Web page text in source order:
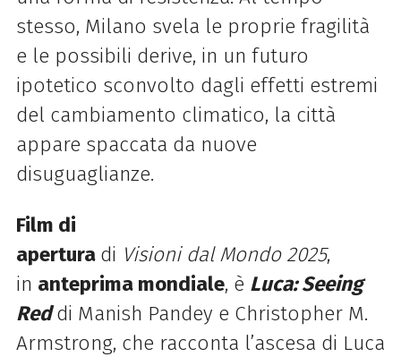
stesso, Milano svela le proprie fragilità
e le possibili derive, in un futuro
ipotetico sconvolto dagli effetti estremi
del cambiamento climatico, la città
appare spaccata da nuove
disuguaglianze.
Film di
apertura di Visioni dal Mondo2025,
in anteprima mondiale, è Luca: Seeing
Red di Manish Pandey e Christopher M.
Armstrong, che racconta l’ascesa di Luca